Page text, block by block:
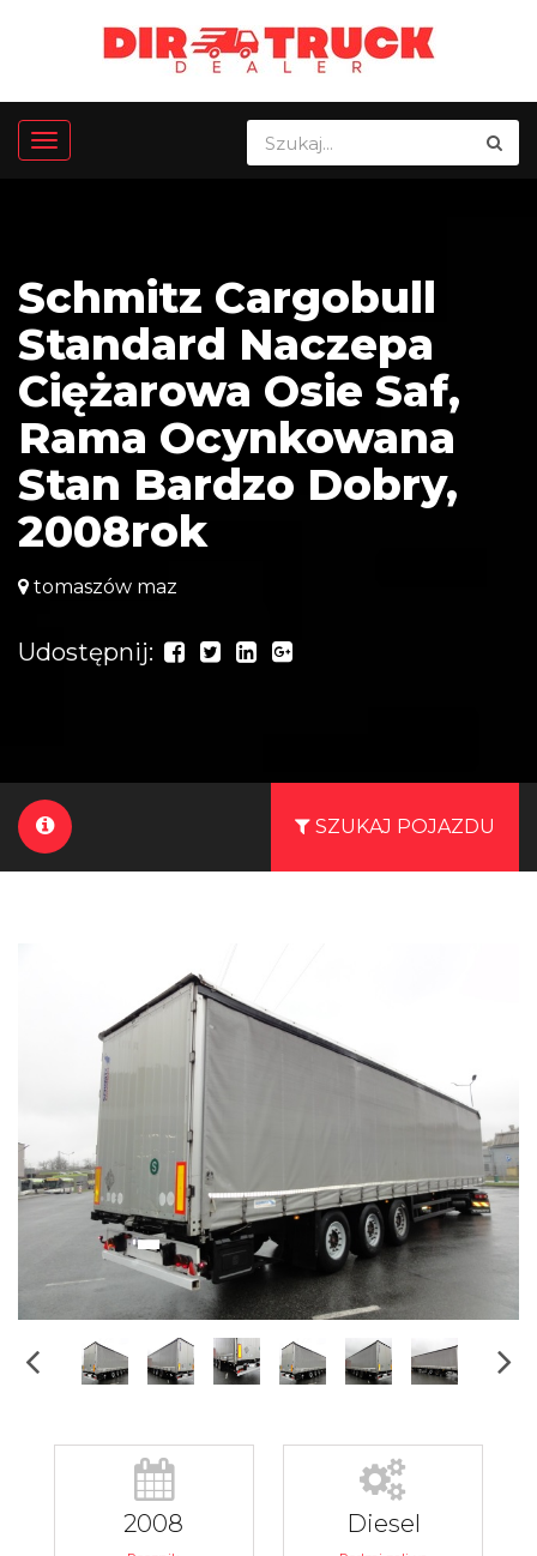
Schmitz Cargobull
Standard Naczepa
Ciężarowa Osie Saf,
Rama Ocynkowana
Stan Bardzo Dobry,
2008rok
tomaszów maz
Udostępnij:
SZUKAJ POJAZDU
2008 Diesel